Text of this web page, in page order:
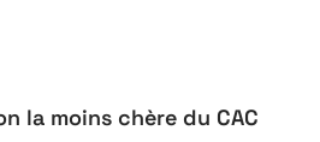
la moins chère du CAC